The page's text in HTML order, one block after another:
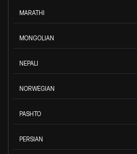
MARATHI
MONGOLIAN
NEPALI
NORWEGIAN
PASHTO
PERSIAN